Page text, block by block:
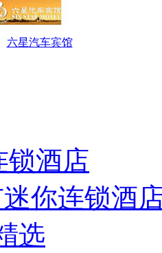
六星汽车宾馆
锁酒店
你连锁酒
选